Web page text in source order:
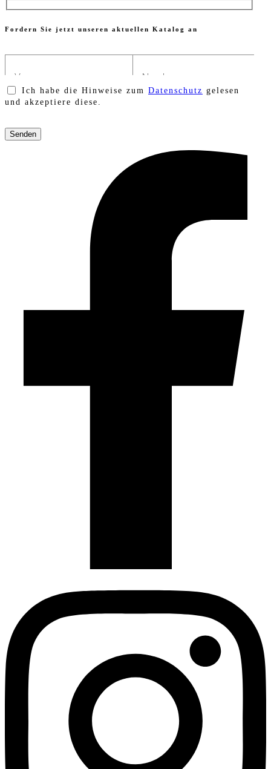
Fordern Sie jetzt unseren aktuellen Katalog an
Ich habe die Hinweise zum Datenschutz gelesen
und akzeptiere diese.
lasse